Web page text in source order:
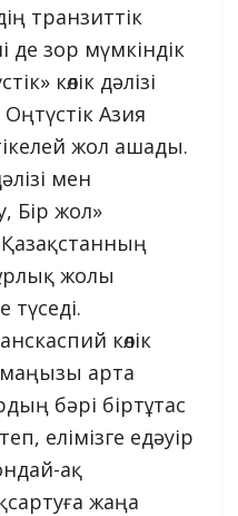
транзиттік
де зор мүмкіндік
көлік дәлізі
Азия
жол ашады.
мен
Бір жол»
жолы
түседі.
көлік
арта
бәрі біртұтас
елімізге едәуір
ақ
жаңа